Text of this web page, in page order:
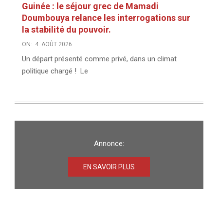
Guinée : le séjour grec de Mamadi
Doumbouya relance les interrogations sur
la stabilité du pouvoir.
ON: 4. AOÛT 2026
Un départ présenté comme privé, dans un climat
politique chargé ! Le
Annonce:
EN SAVOIR PLUS